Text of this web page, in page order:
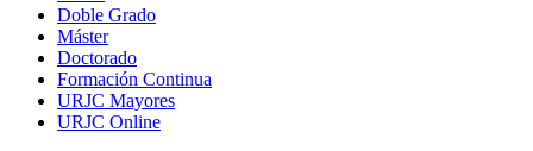
Doble Grado
Máster
Doctorado
Formación Continua
URJC Mayores
URJC Online